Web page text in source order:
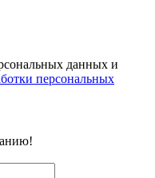
данных и
персональных